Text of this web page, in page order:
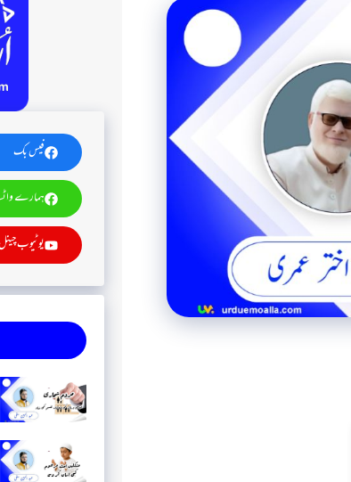
فیس بک
ہمارے
یوٹیوب